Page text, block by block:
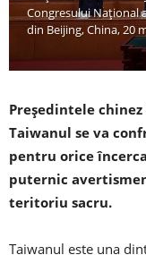
Congresului Național
din Beijing, China, 20
Președintele
Taiwanul se va
pentru orice
puternic
teritoriu sacru.
Taiwanul este una